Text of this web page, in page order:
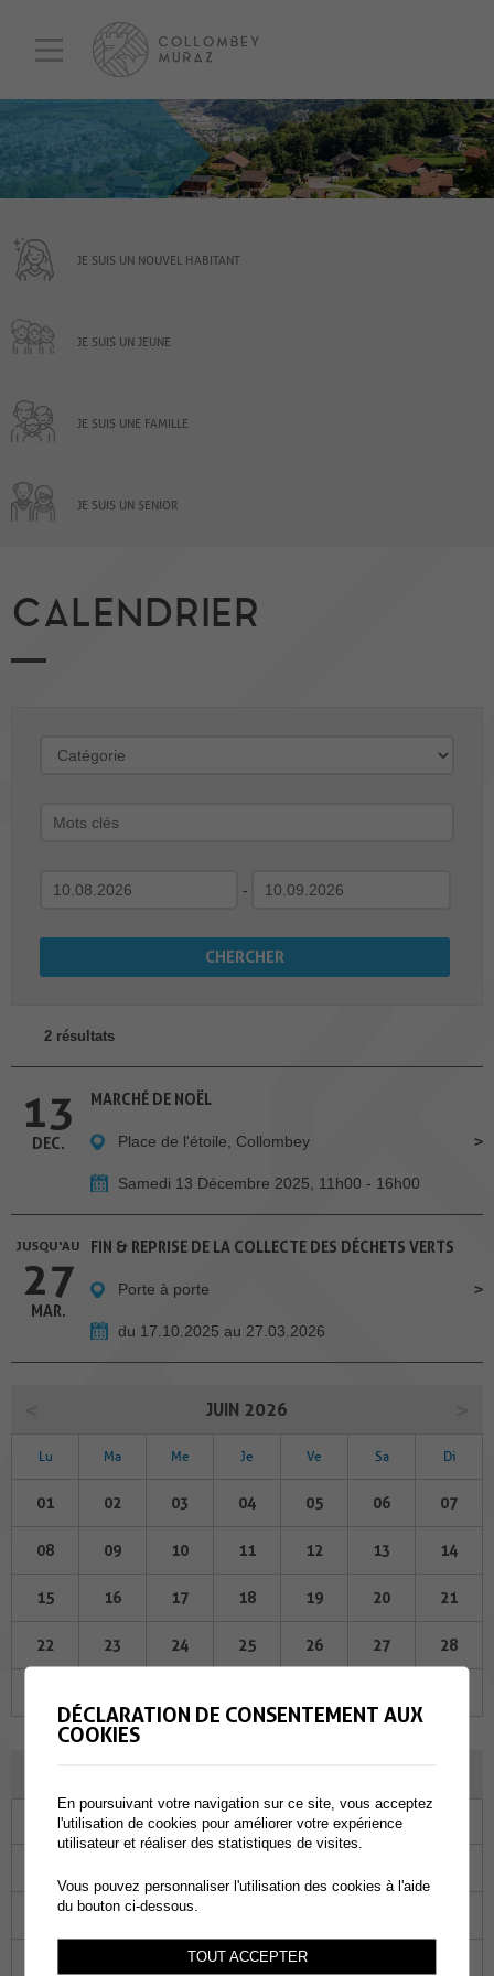
JE SUIS UN NOUVEL HABITANT
JE SUIS UN JEUNE
JE SUIS UNE FAMILLE
JE SUIS UN SENIOR
CALENDRIER
-
2 résultats
13
DEC.
MARCHÉ DE NOËL
Place de l'étoile, Collombey
Samedi 13 Décembre 2025, 11h00 - 16h00
JUSQU'AU
27
MAR.
FIN & REPRISE DE LA COLLECTE DES DÉCHETS VERTS
Porte à porte
du 17.10.2025 au 27.03.2026
JUIN 2026
Lu Ma Me Je Ve Sa Di
01 02 03 04 05 06 07
08 09 10 11 12 13 14
15 16 17 18 19 20 21
22 23 24 25 26 27 28
Ma Me Je Ve Sa
07 08
16 17
DÉCLARATION DE CONSENTEMENT AUX
COOKIES
En poursuivant votre navigation sur ce site, vous acceptez
l'utilisation de cookies pour améliorer votre expérience
utilisateur et réaliser des statistiques de visites.
Vous pouvez personnaliser l'utilisation des cookies à l'aide
du bouton ci-dessous.
TOUT ACCEPTER